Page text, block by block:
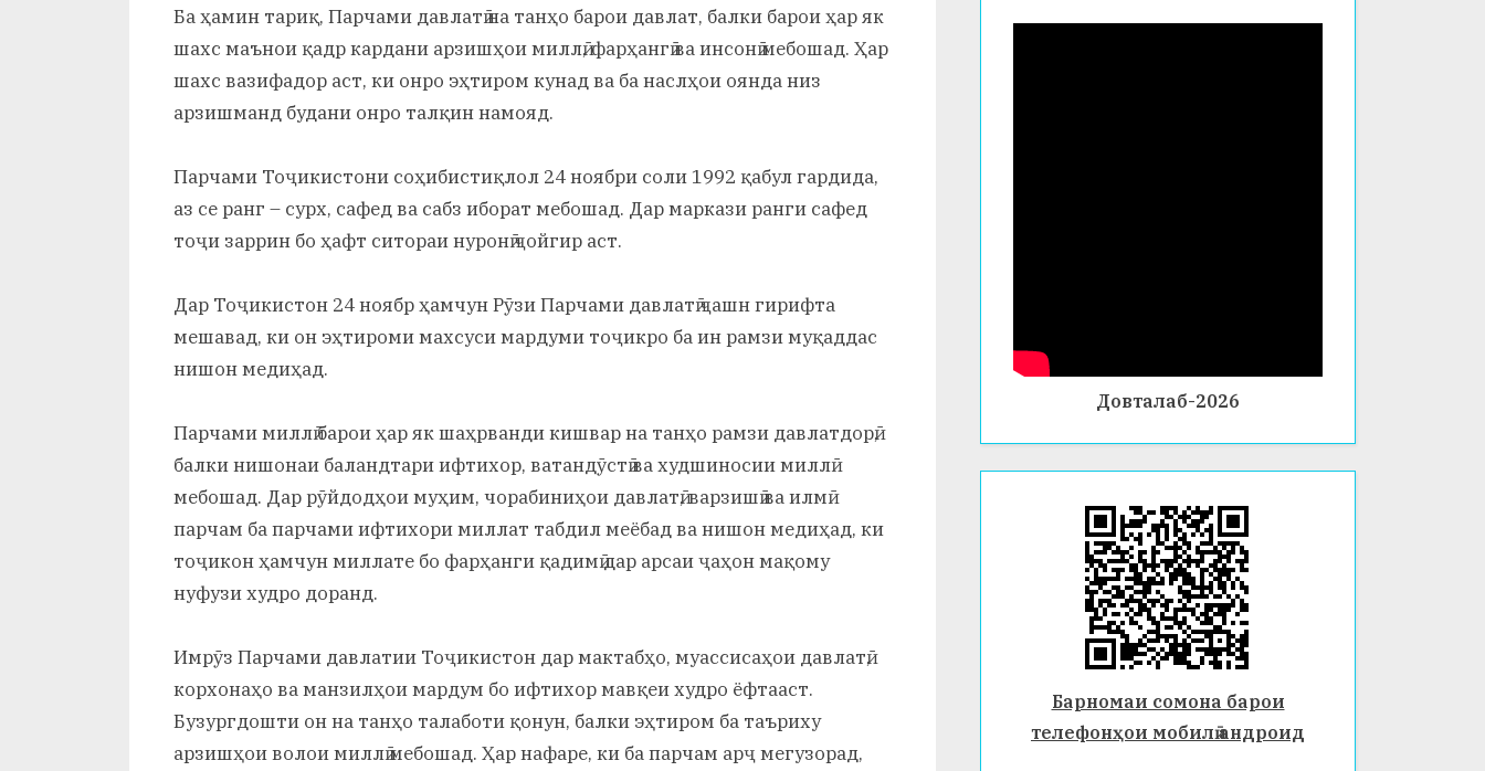
Ба ҳамин тариқ, Парчами давлатӣ на танҳо барои давлат, балки барои ҳар як
шахс маънои қадр кардани арзишҳои миллӣ, фарҳангӣ ва инсонӣ мебошад. Ҳар
шахс вазифадор аст, ки онро эҳтиром кунад ва ба наслҳои оянда низ
арзишманд будани онро талқин намояд.
Парчами Тоҷикистони соҳибистиқлол 24 ноябри соли 1992 қабул гардида,
аз се ранг – сурх, сафед ва сабз иборат мебошад. Дар маркази ранги сафед
тоҷи заррин бо ҳафт ситораи нуронӣ ҷойгир аст.
Дар Тоҷикистон 24 ноябр ҳамчун Рӯзи Парчами давлатӣ ҷашн гирифта
мешавад, ки он эҳтироми махсуси мардуми тоҷикро ба ин рамзи муқаддас
нишон медиҳад.
Парчами миллӣ барои ҳар як шаҳрванди кишвар на танҳо рамзи давлатдорӣ,
балки нишонаи баландтари ифтихор, ватандӯстӣ ва худшиносии миллӣ
мебошад. Дар рӯйдодҳои муҳим, чорабиниҳои давлатӣ, варзишӣ ва илмӣ
парчам ба парчами ифтихори миллат табдил меёбад ва нишон медиҳад, ки
тоҷикон ҳамчун миллате бо фарҳанги қадимӣ дар арсаи ҷаҳон мақому
нуфузи худро доранд.
Имрӯз Парчами давлатии Тоҷикистон дар мактабҳо, муассисаҳои давлатӣ,
корхонаҳо ва манзилҳои мардум бо ифтихор мавқеи худро ёфтааст.
Бузургдошти он на танҳо талаботи қонун, балки эҳтиром ба таъриху
арзишҳои волои миллӣ мебошад. Ҳар нафаре, ки ба парчам арҷ мегузорад,
Довталаб-2026
Барномаи сомона барои
телефонҳои мобилӣ андроид